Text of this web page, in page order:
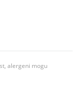
alergeni mogu